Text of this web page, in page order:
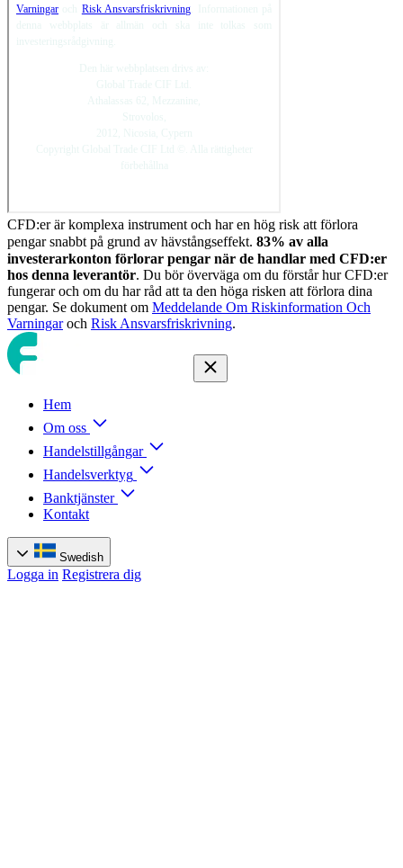
CFD:er är komplexa instrument och har en hög risk att förlora
pengar snabbt på grund av hävstångseffekt. 83% av alla
investerarkonton förlorar pengar när de handlar med CFD:er
hos denna leverantör. Du bör överväga om du förstår hur CFD:er
fungerar och om du har råd att ta den höga risken att förlora dina
pengar. Se dokument om Meddelande Om Riskinformation Och
Varningaroch Risk Ansvarsfriskrivning.
Hem
Om oss
Handelstillgångar
Handelsverktyg
Banktjänster
Kontakt
Swedish
Logga in Registrera dig